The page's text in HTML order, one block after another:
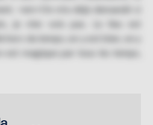
<em>On m'a déjà demandé si
je n'en vois pas. Le lieu est
hors du temps, on y est bien, on y
est magique par tous les temps,